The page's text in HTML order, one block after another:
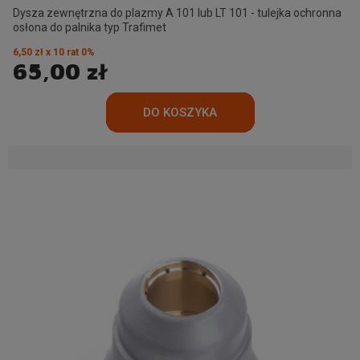
Dysza zewnętrzna do plazmy A 101 lub LT 101 - tulejka ochronna
osłona do palnika typ Trafimet
65,00 zł
6,50 zł x 10 rat 0%